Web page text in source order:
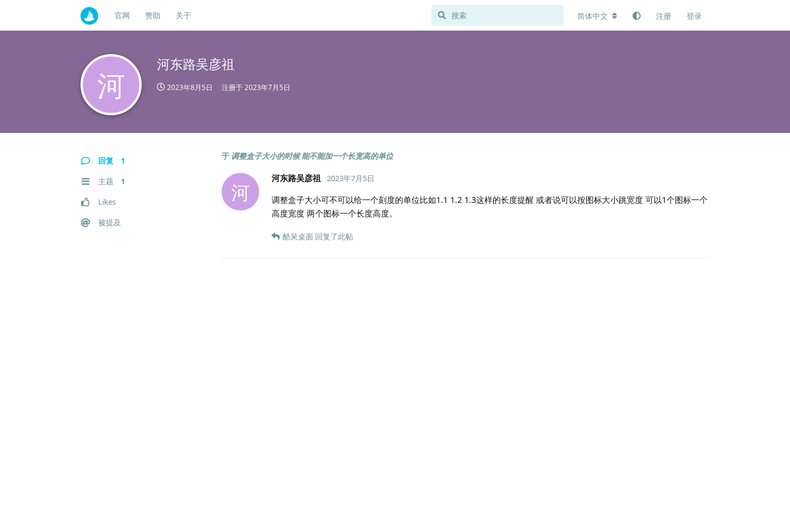
官网 赞助 关于 简体中文 注册 登录
河
河东路吴彦祖
2023年8月5日 注册于2023年7月5日
回复 1
主题 1
Likes
被提及
于 调整盒子大小的时候 能不能加一个长宽高的单位
河
河东路吴彦祖 2023年7月5日
调整盒子大小可不可以给一个刻度的单位比如1.1 1.2 1.3这样的长度提醒 或者说可以按图标大小跳宽度 可以1个图标一个
高度宽度 两个图标一个长度高度。
酷呆桌面 回复了此帖